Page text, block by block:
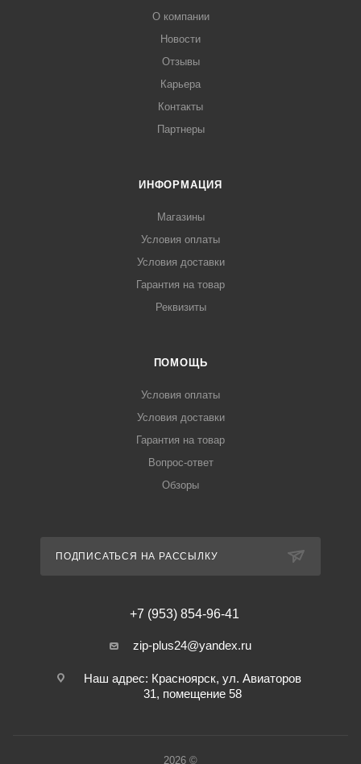
О компании
Новости
Отзывы
Карьера
Контакты
Партнеры
ИНФОРМАЦИЯ
Магазины
Условия оплаты
Условия доставки
Гарантия на товар
Реквизиты
ПОМОЩЬ
Условия оплаты
Условия доставки
Гарантия на товар
Вопрос-ответ
Обзоры
ПОДПИСАТЬСЯ НА РАССЫЛКУ
+7 (953) 854-96-41
zip-plus24@yandex.ru
Наш адрес: Красноярск, ул. Авиаторов
31, помещение 58
2026 ©